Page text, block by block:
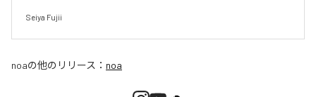
Seiya Fujii
noaの他のリリース： noa